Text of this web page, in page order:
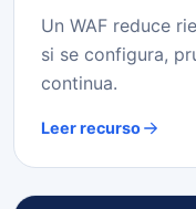
Un WAF reduce
si se configura,
continua.
Leer recurso